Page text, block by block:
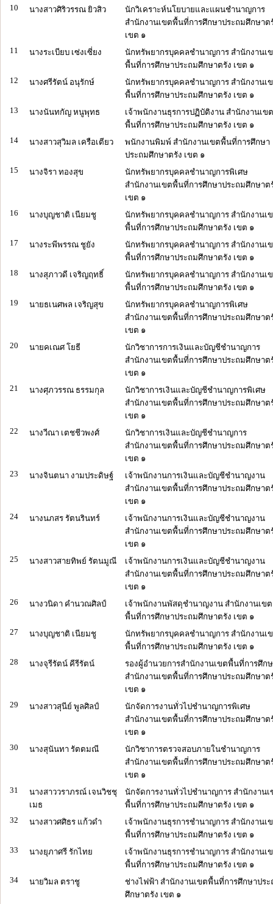
10
นางสาวศิริวรรณ ยิวสิว
นักวิเคราะห์นโยบายและแผนชำนาญการ
สำนักงานเขตพื้นที่การศึกษาประถมศึกษาต
เขต ๑
11
นางระเบียบ เซ่งเซี่ยง
นักทรัพยากรบุคคลชำนาญการ สำนักงานเ
พื้นที่การศึกษาประถมศึกษาตรัง เขต ๑
12
นางศรีรัตน์ อนุรักษ์
นักทรัพยากรบุคคลชำนาญการ สำนักงานเ
พื้นที่การศึกษาประถมศึกษาตรัง เขต ๑
13
นางนันทกัญ หนูพุทธ
เจ้าพนักงานธุรการปฏิบัติงาน สำนักงานเขต
พื้นที่การศึกษาประถมศึกษาตรัง เขต ๑
14
นางสาวสุวิมล เครือเตียว
พนักงานพิมพ์ สำนักงานเขตพื้นที่การศึกษา
ประถมศึกษาตรัง เขต ๑
15
นางจิรา ทองสุข
นักทรัพยากรบุคคลชำนาญการพิเศษ
สำนักงานเขตพื้นที่การศึกษาประถมศึกษาต
เขต ๑
16
นางบุญชาติ เนียมชู
นักทรัพยากรบุคคลชำนาญการ สำนักงานเ
พื้นที่การศึกษาประถมศึกษาตรัง เขต ๑
17
นางระพีพรรณ ชูยัง
นักทรัพยากรบุคคลชำนาญการ สำนักงานเ
พื้นที่การศึกษาประถมศึกษาตรัง เขต ๑
18
นางสุภาวดี เจริญฤทธิ์
นักทรัพยากรบุคคลชำนาญการ สำนักงานเ
พื้นที่การศึกษาประถมศึกษาตรัง เขต ๑
19
นายธเนศพล เจริญสุข
นักทรัพยากรบุคคลชำนาญการพิเศษ
สำนักงานเขตพื้นที่การศึกษาประถมศึกษาต
เขต ๑
20
นายคเณศ โยธี
นักวิชาการการเงินและบัญชีชำนาญการ
สำนักงานเขตพื้นที่การศึกษาประถมศึกษาต
เขต ๑
21
นางศุภวรรณ ธรรมกุล
นักวิชาการเงินและบัญชีชำนาญการพิเศษ
สำนักงานเขตพื้นที่การศึกษาประถมศึกษาต
เขต ๑
22
นางวีณา เตชชีวพงศ์
นักวิชาการเงินและบัญชีชำนาญการ
สำนักงานเขตพื้นที่การศึกษาประถมศึกษาต
เขต ๑
23
นางจินตนา งามประดิษฐ์
เจ้าพนักงานการเงินและบัญชีชำนาญงาน
สำนักงานเขตพื้นที่การศึกษาประถมศึกษาต
เขต ๑
24
นางนภสร รัตนรินทร์
เจ้าพนักงานการเงินและบัญชีชำนาญงาน
สำนักงานเขตพื้นที่การศึกษาประถมศึกษาต
เขต ๑
25
นางสาวสายทิพย์ รัตนมูณี
เจ้าพนักงานการเงินและบัญชีชำนาญงาน
สำนักงานเขตพื้นที่การศึกษาประถมศึกษาต
เขต ๑
26
นางวนิดา คำนวณศิลป์
เจ้าพนักงานพัสดุชำนาญงาน สำนักงานเขต
พื้นที่การศึกษาประถมศึกษาตรัง เขต ๑
27
นางบุญชาติ เนียมชู
นักทรัพยากรบุคคลชำนาญการ สำนักงานเ
พื้นที่การศึกษาประถมศึกษาตรัง เขต ๑
28
นางจุรีรัตน์ คีรีรัตน์
รองผู้อำนวยการสำนักงานเขตพื้นที่การศึก
สำนักงานเขตพื้นที่การศึกษาประถมศึกษาต
เขต ๑
29
นางสาวสุนีย์ พูลศิลป์
นักจัดการงานทั่วไปชำนาญการพิเศษ
สำนักงานเขตพื้นที่การศึกษาประถมศึกษาต
เขต ๑
30
นางสุนันทา รัตตมณี
นักวิชาการตรวจสอบภายในชำนาญการ
สำนักงานเขตพื้นที่การศึกษาประถมศึกษาต
เขต ๑
31
นางสาววราภรณ์ เจนวิชชุ
เมธ
นักจัดการงานทั่วไปชำนาญการ สำนักงานเ
พื้นที่การศึกษาประถมศึกษาตรัง เขต ๑
32
นางสาวศศิธร แก้วดำ
เจ้าพนักงานธุรการชำนาญการ สำนักงานเ
พื้นที่การศึกษาประถมศึกษาตรัง เขต ๑
33
นางยุภาศรี รักไทย
เจ้าพนักงานธุรการชำนาญการ สำนักงานเ
พื้นที่การศึกษาประถมศึกษาตรัง เขต ๑
34
นายวิมล ตราชู
ช่างไฟฟ้า สำนักงานเขตพื้นที่การศึกษาประ
ศึกษาตรัง เขต ๑